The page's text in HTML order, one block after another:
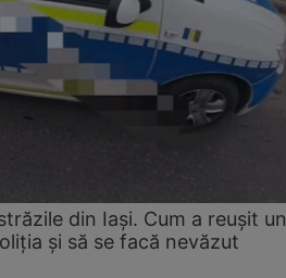
din Iași. Cum a reușit un
și să se facă nevăzut